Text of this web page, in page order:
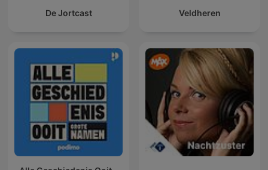
De Jortcast Veldheren